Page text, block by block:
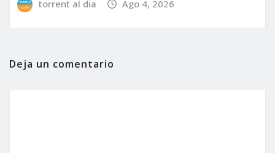
torrent al dia Ago 4, 2026
Deja un comentario